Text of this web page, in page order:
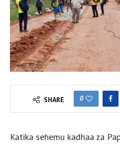
SHARE 0
Katika sehemu kadhaa za